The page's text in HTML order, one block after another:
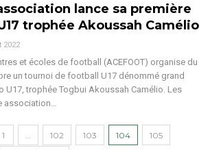
lance sa première
trophée Akoussah Camélio
2022
et écoles de football (ACEFOOT) organise du
un tournoi de football U17 dénommé grand
U17, trophée Togbui Akoussah Camélio. Les
association…
1 102 103 104 105